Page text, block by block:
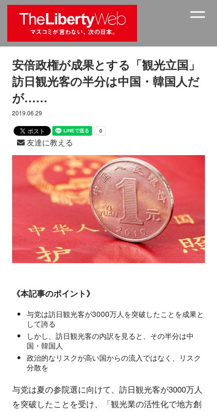
安倍政権が成果とする「観光立国」
訪日観光客の半分は中国・韓国人だ
が……
2019.06.29
友達に教える
《本記事のポイント》
与党は訪日観光客が3000万人を突破したことを成果と
して誇る
しかし、訪日観光客の内訳を見ると、その半分は中
国・韓国人
政治的なリスクが高い国からの流入ではなく、リスク
分散を
与党は夏の参院選に向けて、訪日観光客が3000万人
を突破したことを受け、「観光業の活性化で地方創